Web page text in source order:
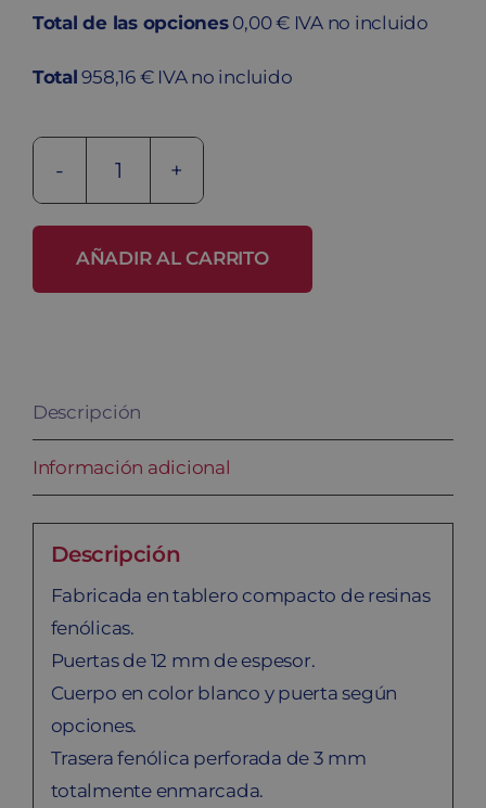
Total de las opciones 0,00 € IVA no incluido
Total 958,16 € IVA no incluido
Taquilla
FB-
AÑADIR AL CARRITO
Descripción
Información adicional
Descripción
Fabricada en tablero compacto de resinas
fenólicas.
Puertas de 12 mm de espesor.
Cuerpo en color blanco y puerta según
opciones.
Trasera fenólica perforada de 3 mm
totalmente enmarcada.